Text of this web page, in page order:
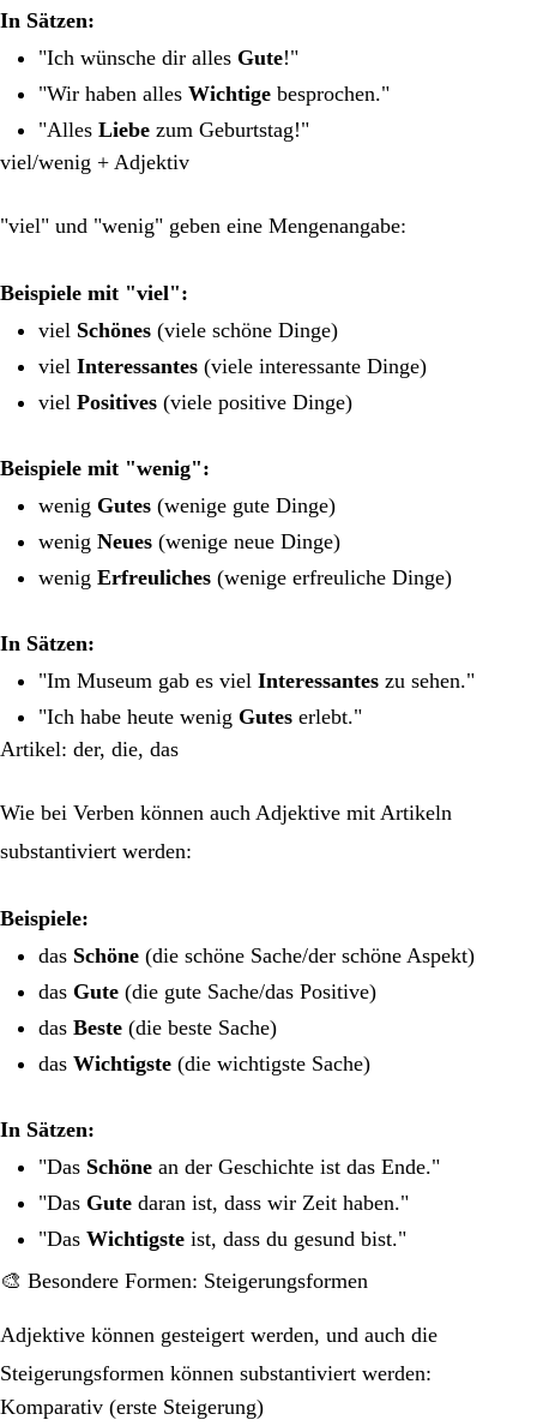
In Sätzen:
"Ich wünsche dir alles Gute!"
"Wir haben alles Wichtige besprochen."
"Alles Liebe zum Geburtstag!"
viel/wenig + Adjektiv
"viel" und "wenig" geben eine Mengenangabe:
Beispiele mit "viel":
viel Schönes (viele schöne Dinge)
viel Interessantes (viele interessante Dinge)
viel Positives (viele positive Dinge)
Beispiele mit "wenig":
wenig Gutes (wenige gute Dinge)
wenig Neues (wenige neue Dinge)
wenig Erfreuliches (wenige erfreuliche Dinge)
In Sätzen:
"Im Museum gab es viel Interessantes zu sehen."
"Ich habe heute wenig Gutes erlebt."
Artikel: der, die, das
Wie bei Verben können auch Adjektive mit Artikeln
substantiviert werden:
Beispiele:
das Schöne (die schöne Sache/der schöne Aspekt)
das Gute (die gute Sache/das Positive)
das Beste (die beste Sache)
das Wichtigste (die wichtigste Sache)
In Sätzen:
"Das Schöne an der Geschichte ist das Ende."
"Das Gute daran ist, dass wir Zeit haben."
"Das Wichtigste ist, dass du gesund bist."
🎨 Besondere Formen: Steigerungsformen
Adjektive können gesteigert werden, und auch die
Steigerungsformen können substantiviert werden:
Komparativ (erste Steigerung)